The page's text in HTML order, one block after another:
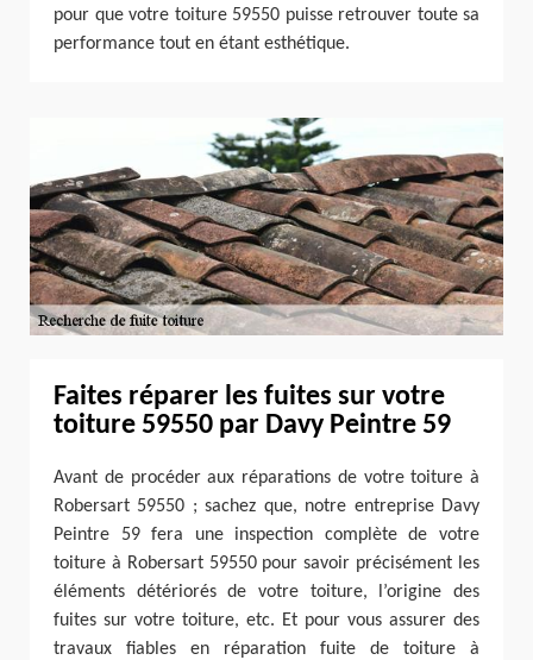
pour que votre toiture 59550 puisse retrouver toute sa
performance tout en étant esthétique.
Faites réparer les fuites sur votre
toiture 59550 par Davy Peintre 59
Avant de procéder aux réparations de votre toiture à
Robersart 59550 ; sachez que, notre entreprise Davy
Peintre 59 fera une inspection complète de votre
toiture à Robersart 59550 pour savoir précisément les
éléments détériorés de votre toiture, l’origine des
fuites sur votre toiture, etc. Et pour vous assurer des
travaux fiables en réparation fuite de toiture à